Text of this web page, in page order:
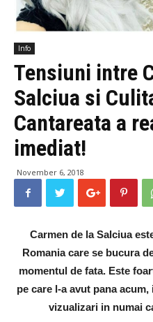
Info
Tensiuni intre
Salciua si
Cantareata a
imediat!
November 6, 2018
Carmen de la Salciua
Romania care se bucura
momentul de fata. Este
pe care l-a avut pana
vizualizari in numai